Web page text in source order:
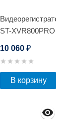
Видеорегистратор
ST-XVR800PRO
10 060 ₽
В корзину